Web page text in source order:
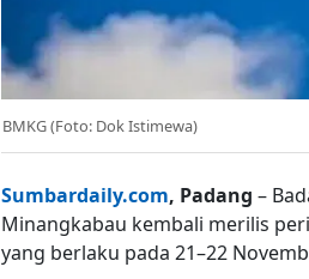
BMKG (Foto: Dok Istimewa)
Sumbardaily.com, Padang –
Minangkabau kembali merilis
yang berlaku pada 21–22